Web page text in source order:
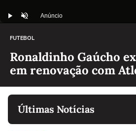
FUTEBOL
Ronaldinho Gaúcho
em renovação com
Últimas Notícias